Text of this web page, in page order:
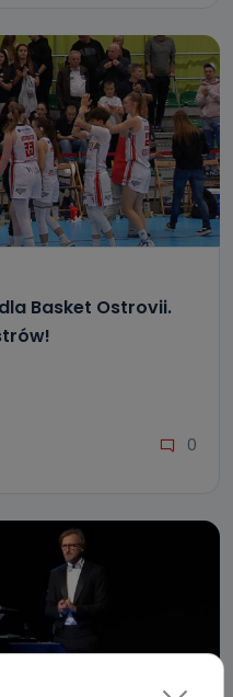
Basket Ostrovii.
0